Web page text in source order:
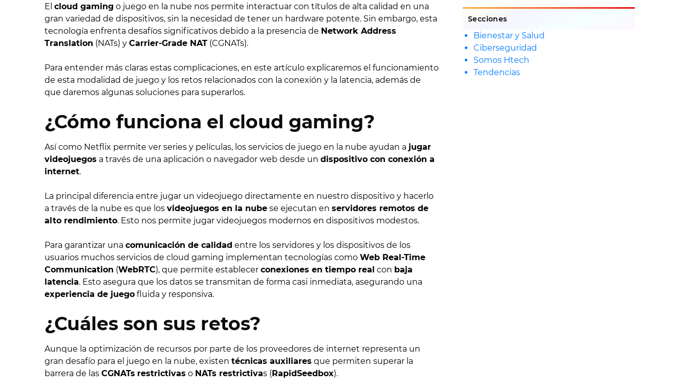
El cloud gaming o juego en la nube nos permite interactuar con títulos de alta calidad en una
gran variedad de dispositivos, sin la necesidad de tener un hardware potente. Sin embargo, esta
tecnología enfrenta desafíos significativos debido a la presencia de Network Address
Translation (NATs) y Carrier-Grade NAT (CGNATs).
Para entender más claras estas complicaciones, en este artículo explicaremos el funcionamiento
de esta modalidad de juego y los retos relacionados con la conexión y la latencia, además de
que daremos algunas soluciones para superarlos.
¿Cómo funciona el cloud gaming?
Así como Netflix permite ver series y películas, los servicios de juego en la nube ayudan a jugar
videojuegos a través de una aplicación o navegador web desde un dispositivo con conexión a
internet.
La principal diferencia entre jugar un videojuego directamente en nuestro dispositivo y hacerlo
a través de la nube es que los videojuegos en la nube se ejecutan en servidores remotos de
alto rendimiento. Esto nos permite jugar videojuegos modernos en dispositivos modestos.
Para garantizar una comunicación de calidad entre los servidores y los dispositivos de los
usuarios muchos servicios de cloud gaming implementan tecnologías como Web Real-Time
Communication (WebRTC), que permite establecer conexiones en tiempo real con baja
latencia. Esto asegura que los datos se transmitan de forma casi inmediata, asegurando una
experiencia de juego fluida y responsiva.
¿Cuáles son sus retos?
Aunque la optimización de recursos por parte de los proveedores de internet representa un
gran desafío para el juego en la nube, existen técnicas auxiliares que permiten superar la
barrera de las CGNATs restrictivas o NATs restrictivas ( RapidSeedbox).
Secciones
Bienestar y Salud
Ciberseguridad
Somos Htech
Tendencias